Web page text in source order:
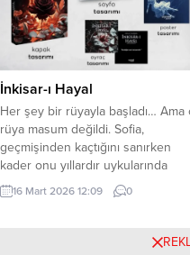
yuvalarından, Boyalara katıp şeker,
Elvan renge boyayalım teker...
İnkisar-ı Hayal
Her şey bir rüyayla başladı… Ama
rüya masum değildi. Sofia,
geçmişinden kaçtığını sanırken
kader onu yıllardır uykularında
gördüğü adamla yüz yüze getirir.
Serhat Kadıoğlu… Adı, Mardin’in
karşılaşma bir başlangıç değil;
16 Mart 2026 12:09 0